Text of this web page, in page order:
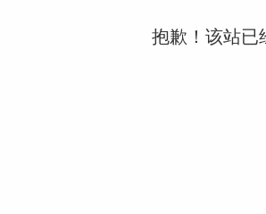
抱歉！该站已